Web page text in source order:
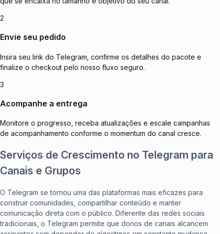
2
Envie seu pedido
Insira seu link do Telegram, confirme os detalhes do pacote e
finalize o checkout pelo nosso fluxo seguro.
3
Acompanhe a entrega
Monitore o progresso, receba atualizações e escale campanhas
de acompanhamento conforme o momentum do canal cresce.
Serviços de Crescimento no Telegram para
Canais e Grupos
O Telegram se tornou uma das plataformas mais eficazes para
construir comunidades, compartilhar conteúdo e manter
comunicação direta com o público. Diferente das redes sociais
tradicionais, o Telegram permite que donos de canais alcancem